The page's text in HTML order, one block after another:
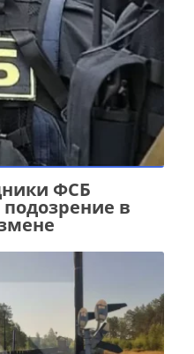
ФСБ
в